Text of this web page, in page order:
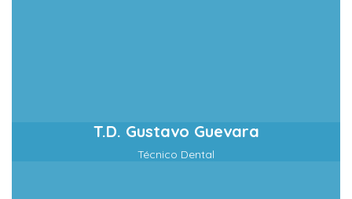
T.D. Gustavo Guevara
Técnico Dental